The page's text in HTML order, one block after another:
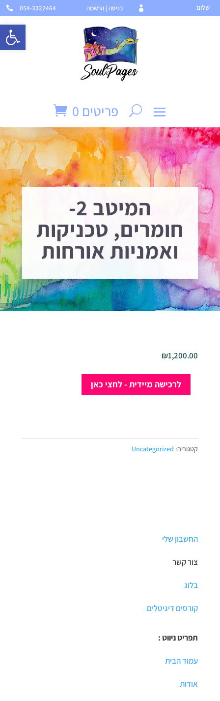
פתח
 054-3322464  כניסה | הרשמה שלום
פריטים 0
המיטב 2-
חומרים, טכניקות
ואמניות אורחות
₪1,200.00
כמות
של
טכניקות
לרכישה מיידית - לחצי כאן
קטגוריה: Uncategorized
החשבון שלי
צור קשר
בלוג
קורסים דיגיטלים
תפריט ניווט :
עמוד הבית
אודות